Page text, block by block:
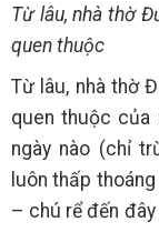
Từ lâu, nhà thờ
quen thuộc
Từ lâu, nhà thờ
quen thuộc của
ngày nào (chỉ
luôn thấp
– chú rể đến